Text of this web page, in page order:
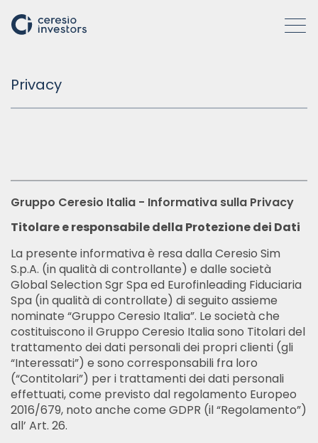
CHI SIAMO
ATTIVITÀ
INSIGHTS
Italiano English
Privacy
Gruppo Ceresio Italia - Informativa sulla Privacy
Titolare e responsabile della Protezione dei Dati
La presente informativa è resa dalla Ceresio Sim
S.p.A. (in qualità di controllante) e dalle società
Global Selection Sgr Spa ed Eurofinleading Fiduciaria
Spa (in qualità di controllate) di seguito assieme
nominate “Gruppo Ceresio Italia”. Le società che
costituiscono il Gruppo Ceresio Italia sono Titolari del
trattamento dei dati personali dei propri clienti (gli
“Interessati”) e sono corresponsabili fra loro
(“Contitolari”) per i trattamenti dei dati personali
effettuati, come previsto dal regolamento Europeo
2016/679, noto anche come GDPR (il “Regolamento”)
all’ Art. 26.